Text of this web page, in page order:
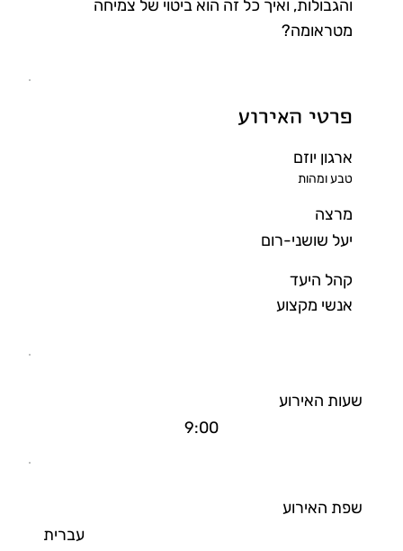
והגבולות, ואיך כל זה הוא ביטוי של צמיחה
מטראומה?
פרטי האירוע
ארגון יוזם
טבע ומהות
מרצה
יעל שושני-רום
קהל היעד
אנשי מקצוע
שעות האירוע
9:00
שפת האירוע
עברית